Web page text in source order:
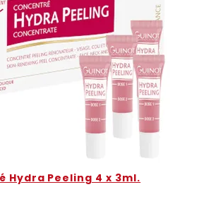
Hydra Peeling 4 x 3ml.